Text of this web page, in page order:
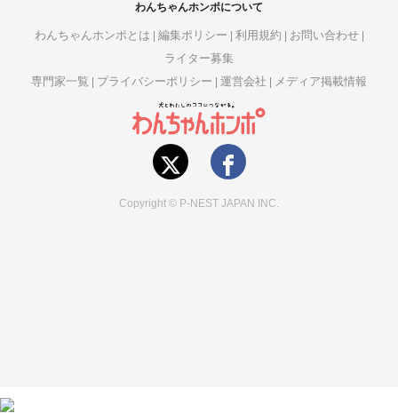
わんちゃんホンポについて
わんちゃんホンポとは 編集ポリシー 利用規約
お問い合わせ
ライター募集
専門家一覧
プライバシーポリシー 運営会社 メディア掲載情報
Copyright © P-NEST JAPAN INC.